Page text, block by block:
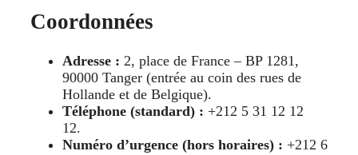
Coordonnées
Adresse : 2, place de France – BP 1281,
90000 Tanger (entrée au coin des rues de
Hollande et de Belgique).
Téléphone (standard) : +212 5 31 12 12
12.
Numéro d’urgence (hors horaires) : +212 6